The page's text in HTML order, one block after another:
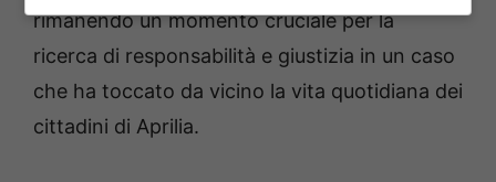
rimanendo un momento cruciale per la
ricerca di responsabilità e giustizia in un caso
che ha toccato da vicino la vita quotidiana dei
cittadini di Aprilia.